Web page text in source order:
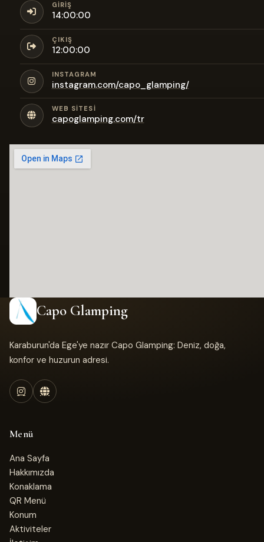
GIRIŞ
14:00:00
ÇIKIŞ
12:00:00
INSTAGRAM
instagram.com/capo_glamping/
WEB SITESI
capoglamping.com/tr
Capo Glamping
Karaburun'da Ege'ye nazır Capo Glamping: Deniz, doğa,
konfor ve huzurun adresi.
Menü
Ana Sayfa
Hakkımızda
Konaklama
QR Menü
Konum
Aktiviteler